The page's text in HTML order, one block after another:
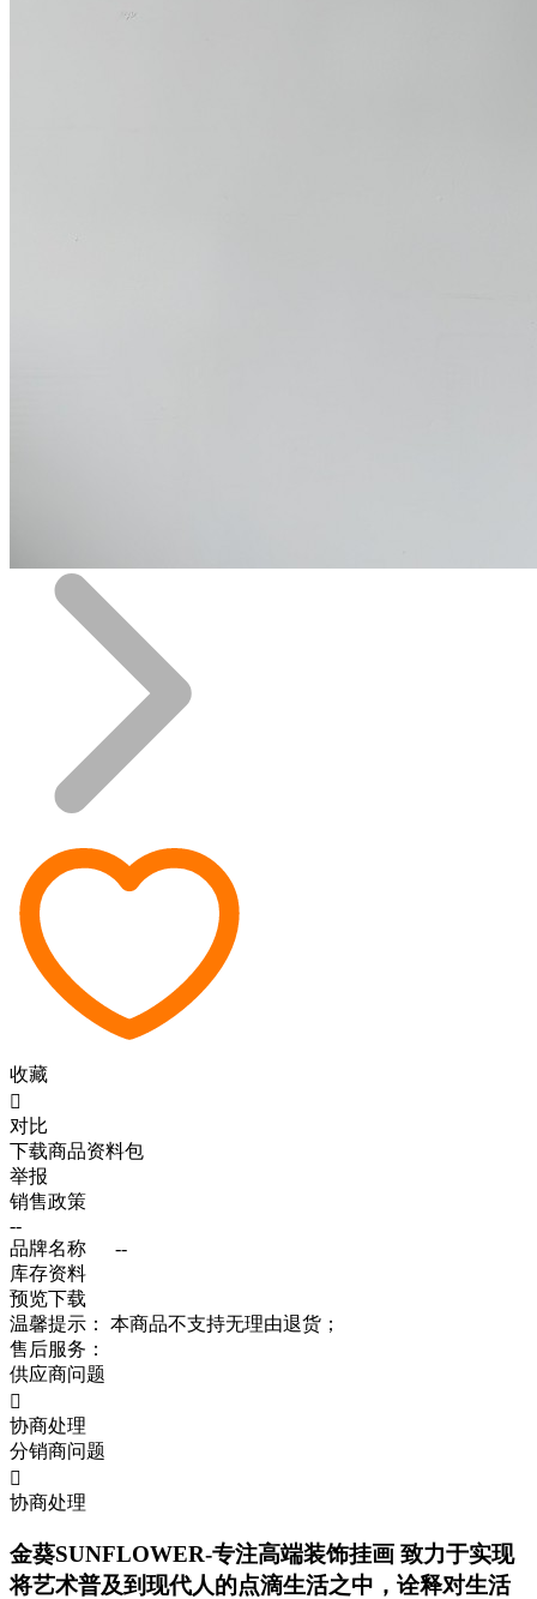
收藏

对比
下载商品资料包
举报
销售政策
--
品牌名称
--
库存资料
预览下载
温馨提示：
本商品不支持无理由退货；
售后服务：
供应商问题

协商处理
分销商问题

协商处理
金葵SUNFLOWER-专注高端装饰挂画 致力于实现
将艺术普及到现代人的点滴生活之中，诠释对生活